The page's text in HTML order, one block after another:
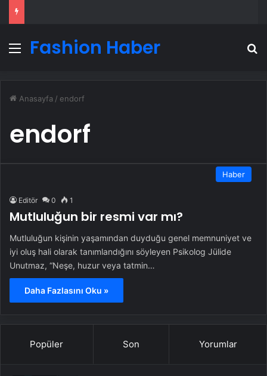
Menü
Fashion Haber
Anasayfa / endorf
endorf
Haber
Editör 0 1
Mutluluğun bir resmi var mı?
Mutluluğun kişinin yaşamından duyduğu genel memnuniyet ve
iyi oluş hali olarak tanımlandığını söyleyen Psikolog Jülide
Unutmaz, “Neşe, huzur veya tatmin…
Daha Fazlasını Oku »
Popüler Son Yorumlar